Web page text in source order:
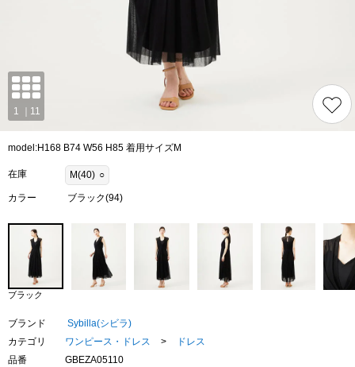
model:H168 B74 W56 H85 着用サイズM
在庫 M(40) ○
カラー ブラック(94)
ブラック
ブランド
Sybilla(シビラ)
カテゴリ
ワンピース・ドレス >
ドレス
品番
GBEZA05110